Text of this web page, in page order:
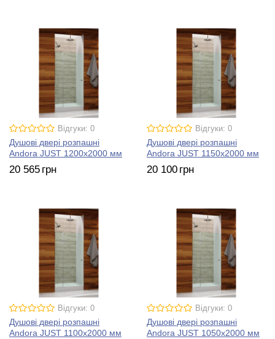
Відгуки: 0
Душові двері розпашні
Andora JUST 1200х2000 мм
20 565 грн
Відгуки: 0
Душові двері розпашні
Andora JUST 1150х2000 мм
20 100 грн
Відгуки: 0
Душові двері розпашні
Andora JUST 1100х2000 мм
Відгуки: 0
Душові двері розпашні
Andora JUST 1050х2000 мм